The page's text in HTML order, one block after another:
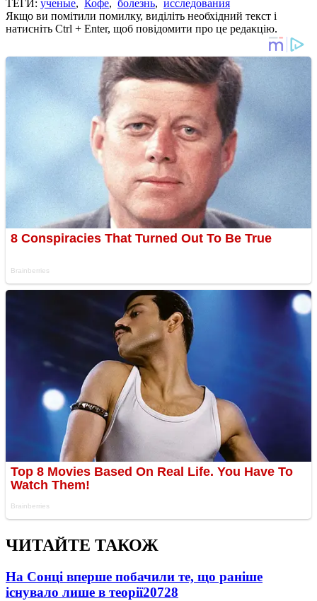
ТЕГИ: ученые, Кофе, болезнь, исследования
Якщо ви помітили помилку, виділіть необхідний текст і
натисніть Ctrl + Enter, щоб повідомити про це редакцію.
ЧИТАЙТЕ ТАКОЖ
На Сонці вперше побачили те, що раніше
існувало лише в теорії20728